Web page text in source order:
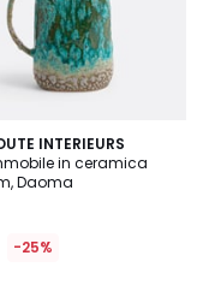
INTERIEURS
in ceramica
Daoma
-25%